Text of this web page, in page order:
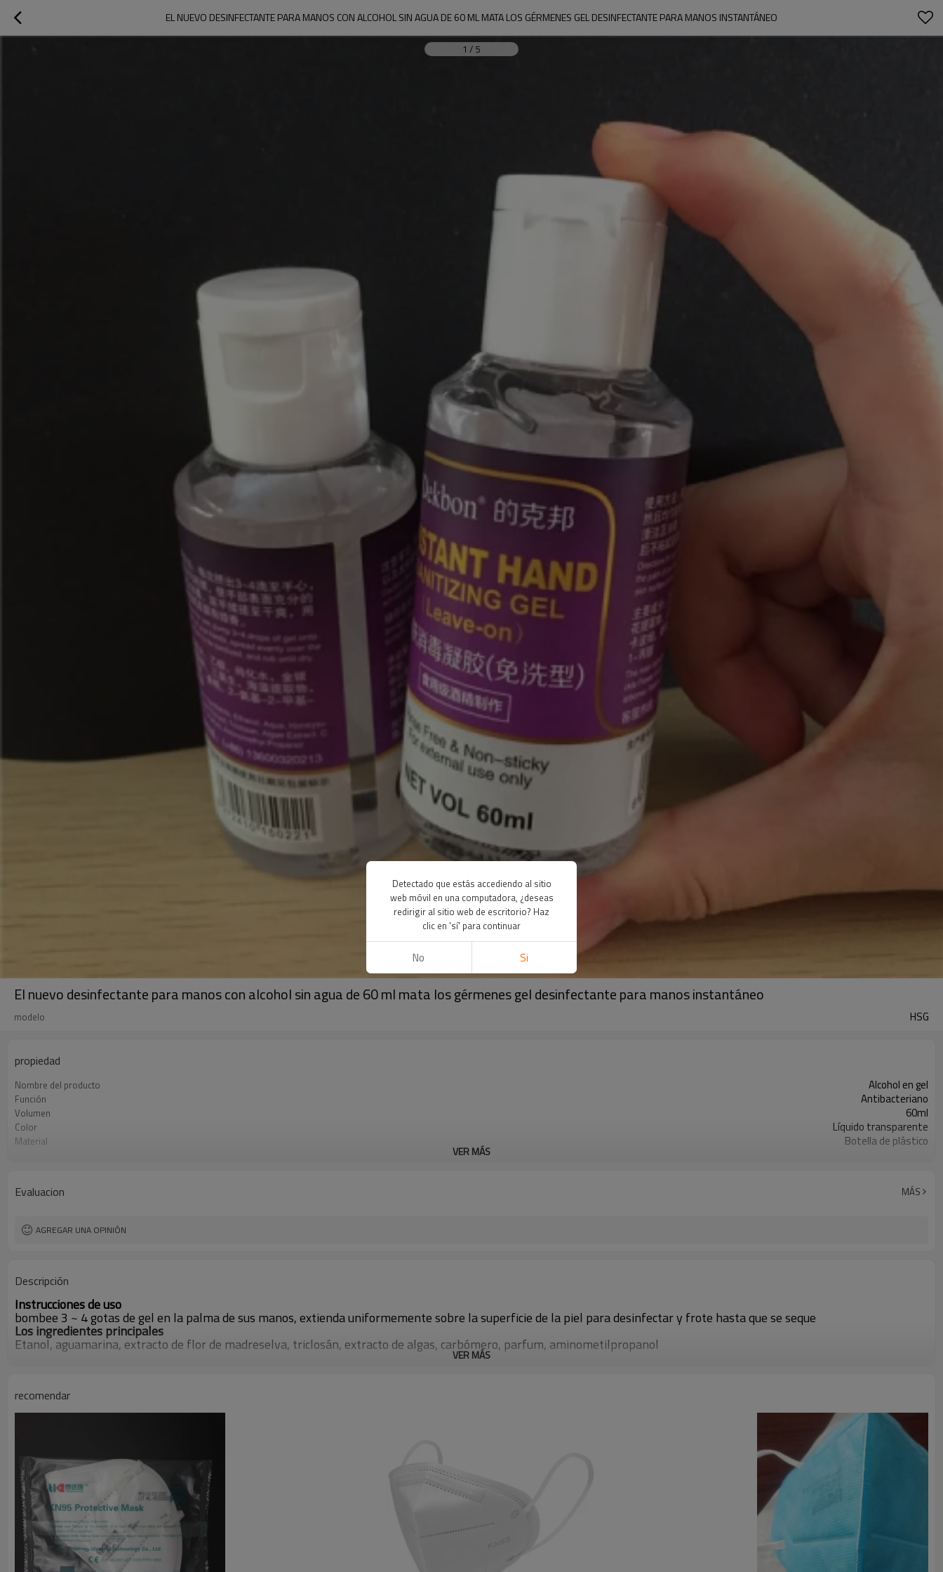
EL NUEVO DESINFECTANTE PARA MANOS CON ALCOHOL SIN AGUA DE 60 ML MATA LOS GÉRMENES GEL DESINFECTANTE PARA MANOS INSTANTÁNEO
1 / 5
El nuevo desinfectante para manos con alcohol sin agua de 60 ml mata los gérmenes gel desinfectante para manos instantáneo
modelo HSG
propiedad
Nombre del producto Alcohol en gel
Función Antibacteriano
Volumen 60ml
Color Líquido transparente
Material Botella de plástico
VER MÁS
Evaluacion MÁS
AGREGAR UNA OPINIÓN
Descripción
Instrucciones de uso
bombee 3 ~ 4 gotas de gel en la palma de sus manos, extienda uniformemente sobre la superficie de la piel para desinfectar y frote hasta que se seque
Los ingredientes principales
Etanol, aguamarina, extracto de flor de madreselva, triclosán, extracto de algas, carbómero, parfum, aminometilpropanol
VER MÁS
recomendar
Detectado que estás accediendo al sitio
web móvil en una computadora, ¿deseas
redirigir al sitio web de escritorio? Haz
clic en 'sí' para continuar
No Si